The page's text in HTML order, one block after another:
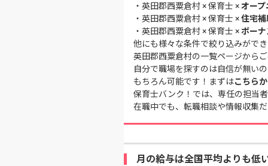
・ 英田郡西粟倉村 × 保育士 ×オープ
・ 英田郡西粟倉村 × 保育士 ×住宅
・ 英田郡西粟倉村 × 保育士 ×ボー
他にも様々な条件で絞り込みがで
英田郡西粟倉村の一覧ページから
自分で職場を探すのは自信が無い
もちろん可能です！まずはこちら
保育士バンク！では、専任の担当
在職中でも、転職相談や情報収集
月の給与は全国平均よりも低